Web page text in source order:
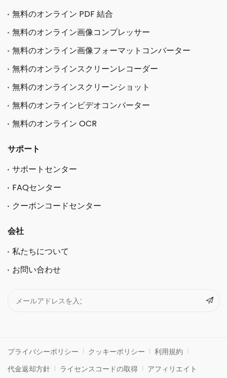
無料のオンライン PDF 結合
無料のオンライン画像コンプレッサー
無料のオンライン画像フォーマットコンバーター
無料のオンラインスクリーンレコーダー
無料のオンラインスクリーンショット
無料のオンラインビデオコンバーター
無料のオンライン OCR
サポート
サポートセンター
FAQセンター
クーポンコードセンター
会社
私たちについて
お問い合わせ
プライバシーポリシー クッキーポリシー
利用規約
代金返却方針
ライセンスコードの取得 アフィリエイト